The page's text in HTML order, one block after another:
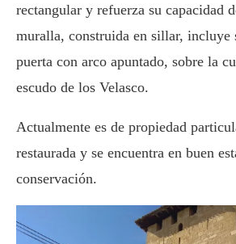
rectangular y refuerza su capacidad
muralla, construida en sillar, incluye
puerta con arco apuntado, sobre la
escudo de los Velasco.
Actualmente es de propiedad
restaurada y se encuentra en buen
conservación.